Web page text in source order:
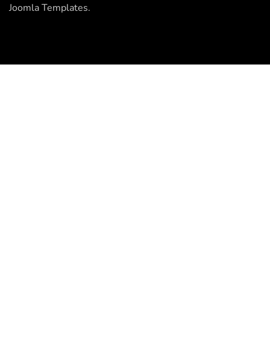
Joomla Templates.